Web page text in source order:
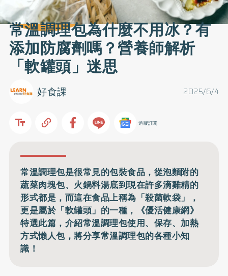
常溫調理包為什麼不用冰？有
添加防腐劑嗎？營養師解析
「軟罐頭」迷思
2025/6/4
好食課
追蹤訂閱
常溫調理包是很常見的包裝食品，從泡麵附的
蔬菜肉塊包、火鍋料湯底到現在許多滴雞精的
形式都是，而這在食品上稱為「殺菌軟袋」，
更是屬於「軟罐頭」的一種，《優活健康網》
特選此篇，介紹常溫調理包使用、保存、加熱
方式懶人包，將分享常溫調理包的各種小知
識！